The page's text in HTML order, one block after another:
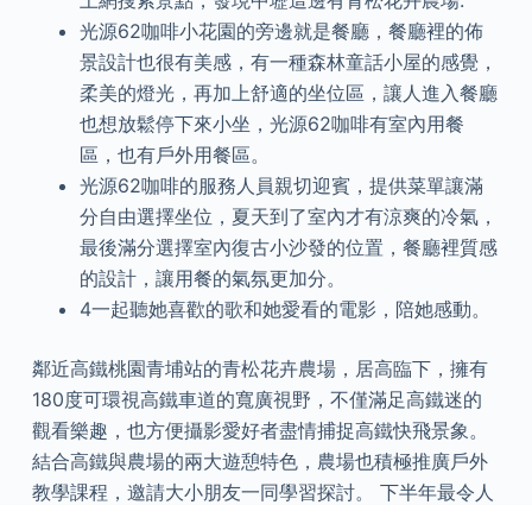
光源62咖啡小花園的旁邊就是餐廳，餐廳裡的佈
景設計也很有美感，有一種森林童話小屋的感覺，
柔美的燈光，再加上舒適的坐位區，讓人進入餐廳
也想放鬆停下來小坐，光源62咖啡有室內用餐
區，也有戶外用餐區。
光源62咖啡的服務人員親切迎賓，提供菜單讓滿
分自由選擇坐位，夏天到了室內才有涼爽的冷氣，
最後滿分選擇室內復古小沙發的位置，餐廳裡質感
的設計，讓用餐的氣氛更加分。
4一起聽她喜歡的歌和她愛看的電影，陪她感動。
鄰近高鐵桃園青埔站的青松花卉農場，居高臨下，擁有
180度可環視高鐵車道的寬廣視野，不僅滿足高鐵迷的
觀看樂趣，也方便攝影愛好者盡情捕捉高鐵快飛景象。
結合高鐵與農場的兩大遊憩特色，農場也積極推廣戶外
教學課程，邀請大小朋友一同學習探討。 下半年最令人